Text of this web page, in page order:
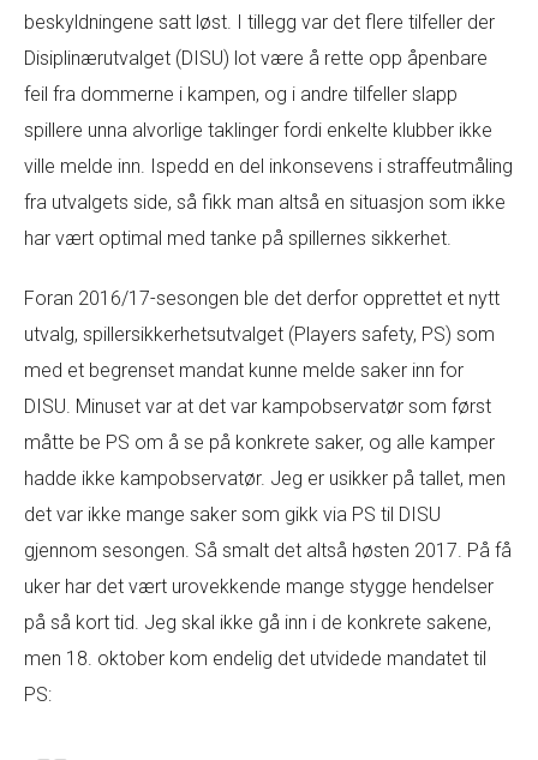
beskyldningene satt løst. I tillegg var det flere tilfeller der
Disiplinærutvalget (DISU) lot være å rette opp åpenbare
feil fra dommerne i kampen, og i andre tilfeller slapp
spillere unna alvorlige taklinger fordi enkelte klubber ikke
ville melde inn. Ispedd en del inkonsevens i straffeutmåling
fra utvalgets side, så fikk man altså en situasjon som ikke
har vært optimal med tanke på spillernes sikkerhet.
Foran 2016/17-sesongen ble det derfor opprettet et nytt
utvalg, spillersikkerhetsutvalget (Players safety, PS) som
med et begrenset mandat kunne melde saker inn for
DISU. Minuset var at det var kampobservatør som først
måtte be PS om å se på konkrete saker, og alle kamper
hadde ikke kampobservatør. Jeg er usikker på tallet, men
det var ikke mange saker som gikk via PS til DISU
gjennom sesongen. Så smalt det altså høsten 2017. På få
uker har det vært urovekkende mange stygge hendelser
på så kort tid. Jeg skal ikke gå inn i de konkrete sakene,
men 18. oktober kom endelig det utvidede mandatet til
PS: